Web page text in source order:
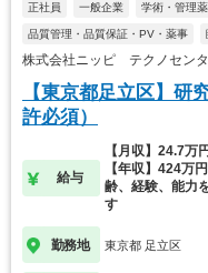
正社員 一般企業 学術・管理
品質管理・品質保証・PV・薬事
株式会社ニッピ テクノセン
【東京都足立区】研
許必須）
給与
【月収】24.7
【年収】424
齢、経験、能力
す
勤務地 東京都 足立区